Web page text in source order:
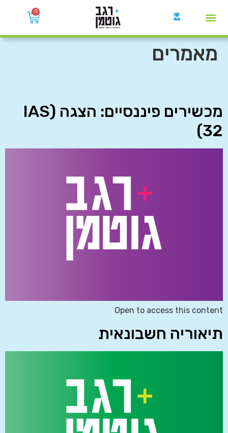
0
מאמרים
מכשירים פיננסיים: הצגה (IAS
32)
Open to access this content
תיאוריה חשבונאית